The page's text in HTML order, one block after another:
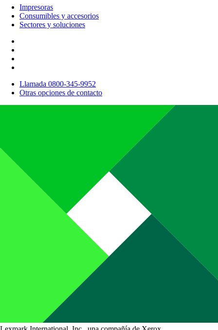
Impresoras
Consumibles y accesorios
Sectores y soluciones
Llamada 0800-345-9952
Otras opciones de contacto